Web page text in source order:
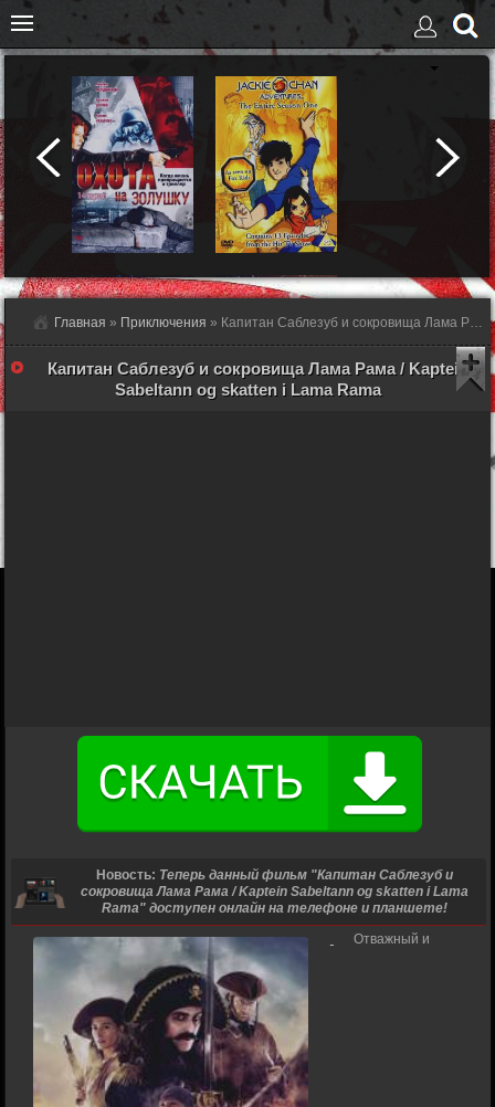
Главная » Приключения » Капитан Саблезуб и сокровища Лама Рама - смотреть онлайн
Капитан Саблезуб и сокровища Лама Рама / Kaptein
Sabeltann og skatten i Lama Rama
Новость: Теперь данный фильм "Капитан Саблезуб и
сокровища Лама Рама / Kaptein Sabeltann og skatten i Lama
Rama" доступен онлайн на телефоне и планшете!
Отважный и